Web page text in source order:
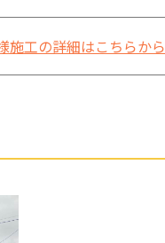
工の詳細はこちらから